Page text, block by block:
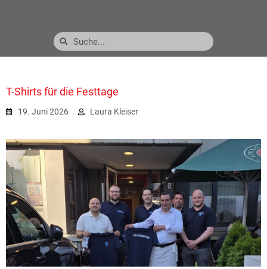
T-Shirts für die Festtage
19. Juni 2026 Laura Kleiser